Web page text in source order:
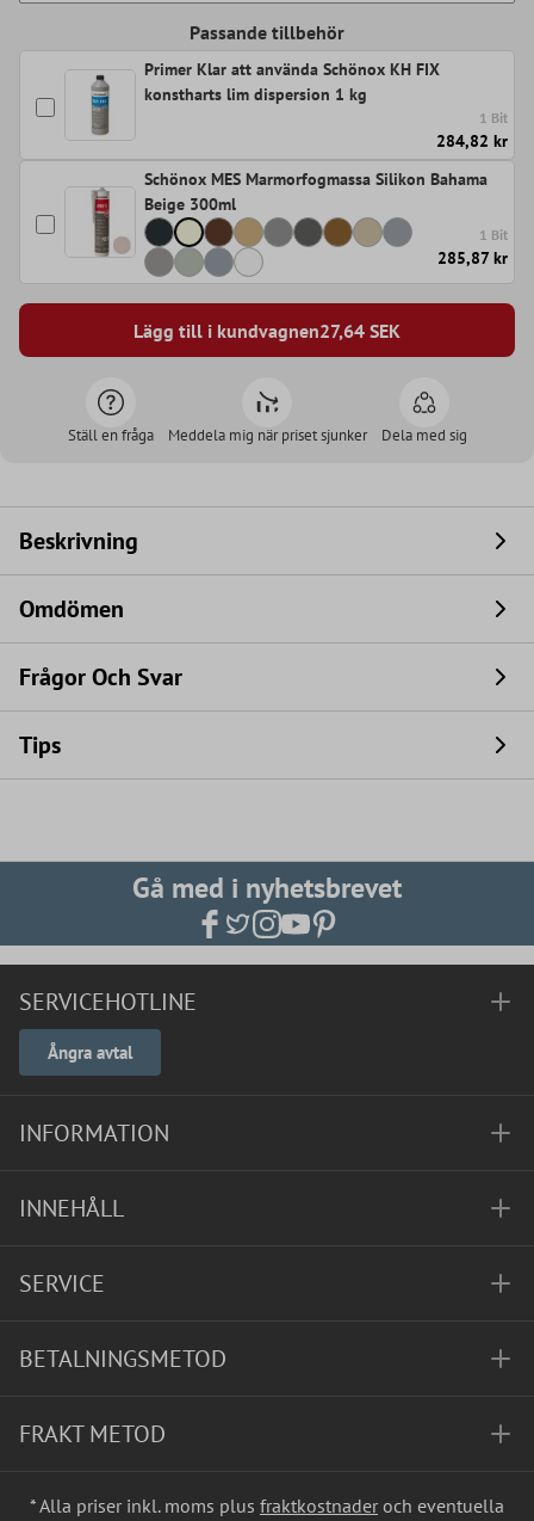
Passande tillbehör
Primer Klar att använda Schönox KH FIX
konstharts lim dispersion 1 kg
1 Bit
284,82 kr
Schönox MES Marmorfogmassa Silikon Bahama
Beige 300ml
1 Bit
285,87 kr
Lägg till i kundvagnen27,64 SEK
Ställ en fråga Meddela mig när priset sjunker Dela med sig
Beskrivning
Omdömen
Frågor Och Svar
Tips
Gå med i nyhetsbrevet
SERVICEHOTLINE
Ångra avtal
INFORMATION
INNEHÅLL
SERVICE
BETALNINGSMETOD
FRAKT METOD
* Alla priser inkl. moms plus fraktkostnader och eventuella